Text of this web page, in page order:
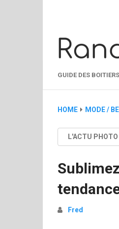
GUIDE DES BOITIERS
HOME MODE /
L'ACTU PHOTO
Fred